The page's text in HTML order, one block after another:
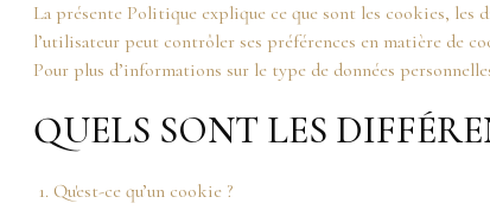
La présente Politique explique ce que sont les cookies, les
l’utilisateur peut contrôler ses préférences en matière de
Pour plus d’informations sur le type de données
QUELS SONT LES
1. Qu'est-ce qu’un cookie ?